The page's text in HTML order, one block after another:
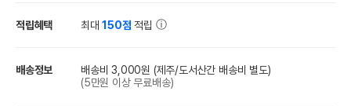
적립혜택 최대150점 적립
배송정보 배송비 3,000원 (제주/도서산간 배송비 별도)
(5만원 이상 무료배송)